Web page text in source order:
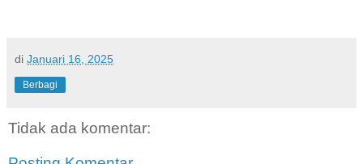
di Januari 16, 2025
Berbagi
Tidak ada komentar: